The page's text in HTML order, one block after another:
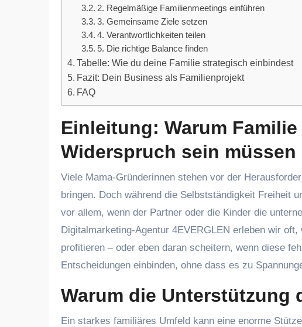
2. Regelmäßige Familienmeetings einführen
3. Gemeinsame Ziele setzen
4. Verantwortlichkeiten teilen
5. Die richtige Balance finden
Tabelle: Wie du deine Familie strategisch einbindest
Fazit: Dein Business als Familienprojekt
FAQ
Einleitung: Warum
Widerspruch sein müssen
Viele Mama-Gründerinnen stehen vor der Herausforderung, ihr Business in Einklang mit ihrem Familienleben zu
bringen. Doch während die Selbstständigkeit Freiheit
vor allem, wenn der Partner oder die Kinder die
Digitalmarketing-Agentur 4EVERGLEN erleben wir
profitieren – oder eben daran scheitern, wenn diese
Entscheidungen einbinden, ohne dass es zu
Warum die
Ein starkes familiäres Umfeld kann eine enorme